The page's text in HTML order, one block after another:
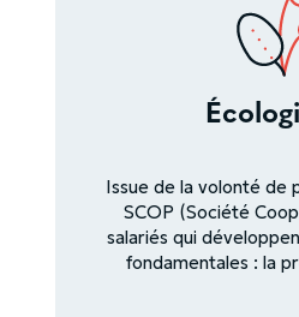
Issue de la volonté de
SCOP (Société
salariés qui
fondamentales : la